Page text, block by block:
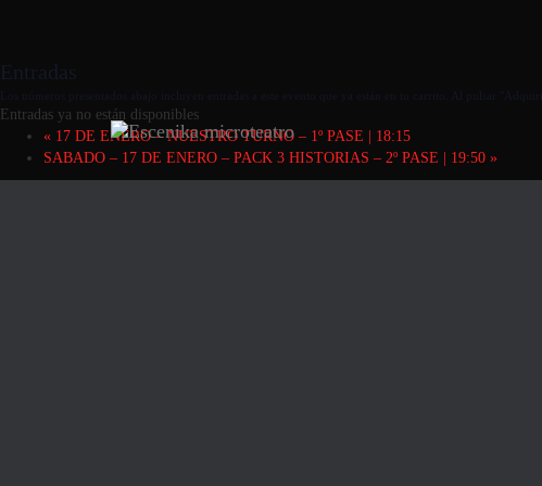
Entradas
Los números presentados abajo incluyen entradas a este evento que ya están en tu carrito. Al pulsar
Entradas ya no están disponibles
« 17 DE ENERO – NUESTRO TURNO – 1º PASE | 18:15
SABADO – 17 DE ENERO – PACK 3 HISTORIAS – 2º PASE | 19:50 »